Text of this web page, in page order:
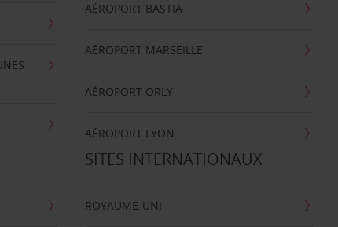
AÉROPORT BASTIA
AÉROPORT MARSEILLE
AÉROPORT ORLY
AÉROPORT LYON
SITES INTERNATIONAUX
ROYAUME-UNI